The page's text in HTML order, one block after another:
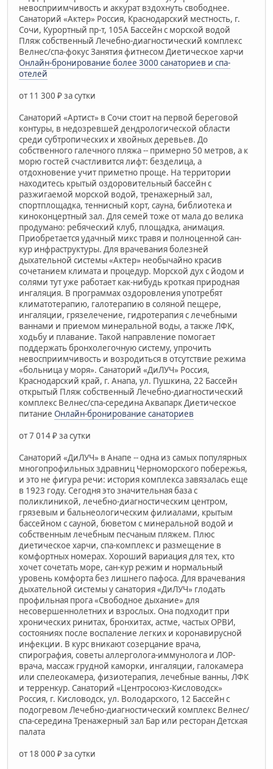
невосприимчивость и аккурат вздохнуть свободнее.
Санаторий «Актер» Россия, Краснодарский местность, г.
Сочи, Курортный пр-т, 105А Бассейн с морской водой
Пляж собственный Лечебно-диагностический комплекс
Велнес/спа-фокус Занятия фитнесом Диетическое харчи
Онлайн-бронирование более 3000 санаториев и спа-
отелей
от 11 300 ₽ за сутки
Санаторий «Артист» в Сочи стоит на первой береговой
контуры, в недозревшей дендрологической области
среди субтропических и хвойных деревьев. До
собственного галечного пляжа -- примерно 50 метров, а к
морю гостей счастливится лифт: безделица, а
отдохновение учит приметно проще. На территории
находитесь крытый оздоровительный бассейн с
разжигаемой морской водой, тренажерный зал,
спортплощадка, теннисный корт, сауна, библиотека и
киноконцертный зал. Для семей тоже от мала до велика
продумано: ребяческий клуб, площадка, анимация.
Приобретается удачный микс травя и полноценной сан-
кур инфраструктуры. Для врачевания болезней
дыхательной системы «Актер» необычайно красив
сочетанием климата и процедур. Морской дух с йодом и
солями тут уже работает как-нибудь кроткая природная
ингаляция. В программах оздоровления употребят
климатотерапию, галотерапию в соляной пещере,
ингаляции, грязелечение, гидротерапия с лечебными
ваннами и приемом минеральной воды, а также ЛФК,
ходьбу и плавание. Такой направление помогает
поддержать бронхолегочную систему, упрочить
невосприимчивость и возродиться в отсутствие режима
«больница у моря». Санаторий «ДиЛУЧ» Россия,
Краснодарский край, г. Анапа, ул. Пушкина, 22 Бассейн
открытый Пляж собственный Лечебно-диагностический
комплекс Велнес/спа-середина Аквапарк Диетическое
питание Онлайн-бронирование санаториев
от 7 014 ₽ за сутки
Санаторий «ДиЛУЧ» в Анапе -- одна из самых популярных
многопрофильных здравниц Черноморского побережья,
и это не фигура речи: история комплекса завязалась еще
в 1923 году. Сегодня это значительная база с
поликлиникой, лечебно-диагностическим центром,
грязевым и бальнеологическим филиалами, крытым
бассейном с сауной, бюветом с минеральной водой и
собственным лечебным песчаным пляжем. Плюс
диетическое харчи, спа-комплекс и размещение в
комфортных номерах. Хороший вариация для тех, кто
хочет сочетать море, сан-кур режим и нормальный
уровень комфорта без лишнего пафоса. Для врачевания
дыхательной системы у санатория «ДиЛУЧ» глодать
профильная прога «Свободное дыхание» для
несовершеннолетних и взрослых. Она подходит при
хронических ринитах, бронхитах, астме, частых ОРВИ,
состояниях после воспаление легких и коронавирусной
инфекции. В курс вникают созерцание врача,
спирография, советы аллерголога-иммунолога и ЛОР-
врача, массаж грудной каморки, ингаляции, галокамера
или спелеокамера, физиотерапия, лечебные ванны, ЛФК
и терренкур. Санаторий «Центросоюз-Кисловодск»
Россия, г. Кисловодск, ул. Володарского, 12 Бассейн с
подогревом Лечебно-диагностический комплекс Велнес/
спа-середина Тренажерный зал Бар или ресторан Детская
палата
от 18 000 ₽ за сутки